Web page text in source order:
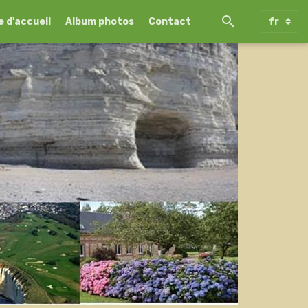
d'accueil Album photos Contact